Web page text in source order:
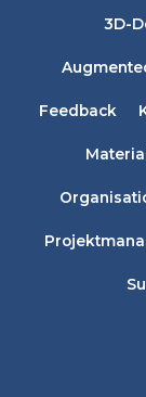
3D-
Feedback